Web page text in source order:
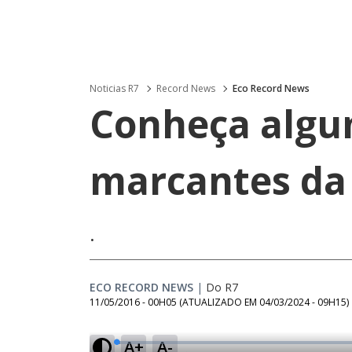
Noticias R7 Record News Eco Record News
Conheça
marcantes
.
ECO RECORD NEWS | Do R7
11/05/2016 - 00H05 (ATUALIZADO EM 04/03/2024 - 09H15)
A+ A-
L